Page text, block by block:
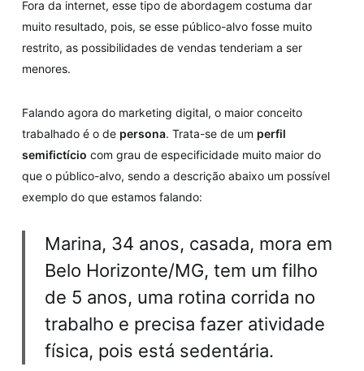
Fora da internet, esse tipo de abordagem costuma dar
muito resultado, pois, se esse público-alvo fosse muito
restrito, as possibilidades de vendas tenderiam a ser
menores.
Falando agora do marketing digital, o maior conceito
trabalhado é o de persona. Trata-se de um perfil
semifictício com grau de especificidade muito maior do
que o público-alvo, sendo a descrição abaixo um possível
exemplo do que estamos falando:
Marina, 34 anos, casada, mora em
Belo Horizonte/MG, tem um filho
de 5 anos, uma rotina corrida no
trabalho e precisa fazer atividade
física, pois está sedentária.